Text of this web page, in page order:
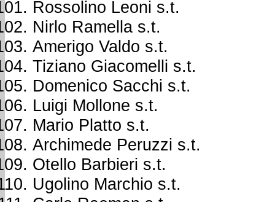
Rossolino Leoni s.t.
Nirlo Ramella s.t.
Amerigo Valdo s.t.
Tiziano Giacomelli s.t.
Domenico Sacchi s.t.
Luigi Mollone s.t.
Mario Platto s.t.
Archimede Peruzzi s.t.
Otello Barbieri s.t.
Ugolino Marchio s.t.